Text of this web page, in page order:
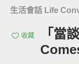
生活會話 Life
收藏
「當